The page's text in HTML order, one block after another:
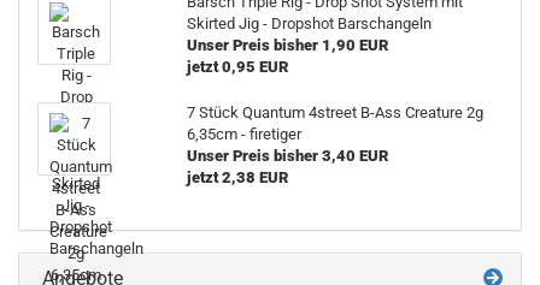
Skirted Jig - Dropshot Barschangeln
Unser Preis bisher 1,90 EUR
jetzt 0,95 EUR
7 Stück Quantum 4street B-Ass Creature 2g
6,35cm - firetiger
Unser Preis bisher 3,40 EUR
jetzt 2,38 EUR
Angebote